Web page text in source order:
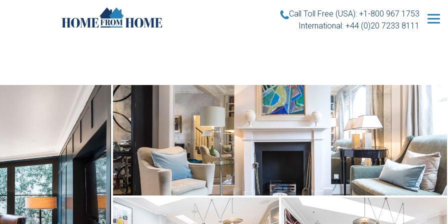
Call Toll Free (USA): +1-800 967 1753
International: +44 (0)20 7233 8111